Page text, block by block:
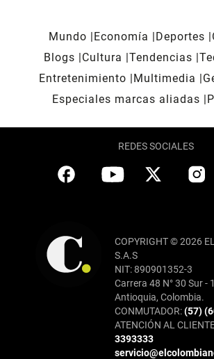
Mundo Economía Deportes
Blogs
Cultura Tendencias
Entretenimiento
Multimedia
Especiales marcas aliadas
REDES SOCIALES
COPYRIGHT © 2026
S.A.S
NIT: 890901352-3
Carrera 48 N° 30 Sur -
Antioquia, Colombia.
CONMUTADOR:(57)
ATENCIÓN AL
3393333